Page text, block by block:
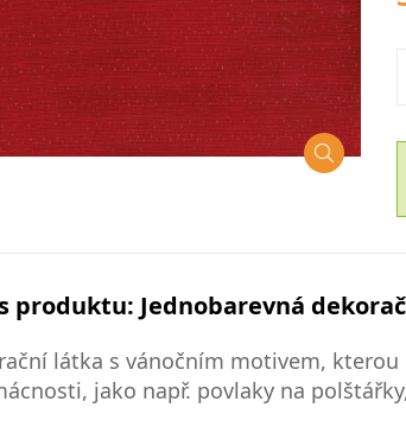
produktu: Jednobarevná
látka s vánočním motivem,
jako např. povlaky na